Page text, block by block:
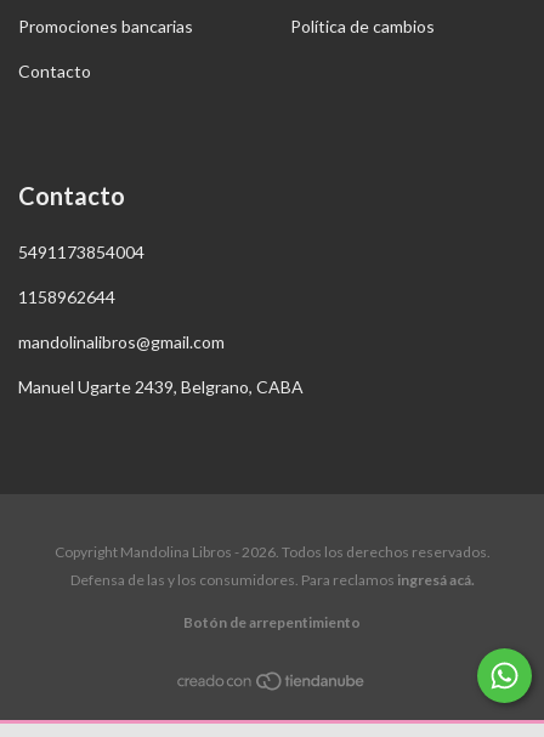
Promociones bancarias Política de cambios
Contacto
Contacto
5491173854004
1158962644
mandolinalibros@gmail.com
Manuel Ugarte 2439, Belgrano, CABA
Copyright Mandolina Libros - 2026. Todos los derechos reservados.
Defensa de las y los consumidores. Para reclamos ingresá acá.
Botón de arrepentimiento